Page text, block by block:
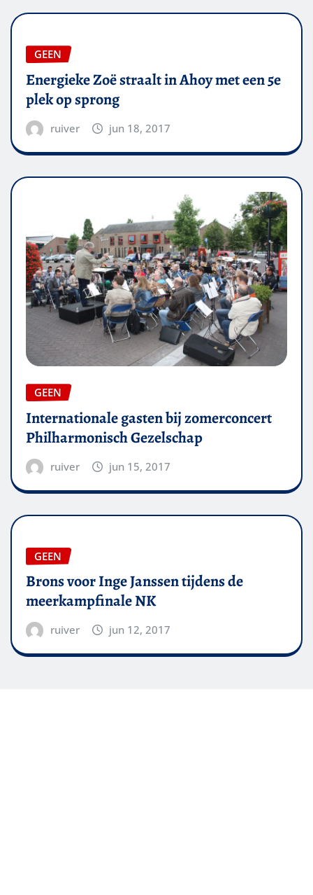
GEEN
Energieke Zoë straalt in Ahoy met een 5e
plek op sprong
ruiver jun 18, 2017
GEEN
Internationale gasten bij zomerconcert
Philharmonisch Gezelschap
ruiver jun 15, 2017
GEEN
Brons voor Inge Janssen tijdens de
meerkampfinale NK
ruiver jun 12, 2017